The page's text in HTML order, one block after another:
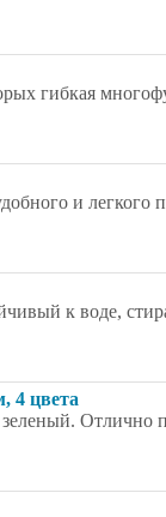
гибкая
и
к воде,
4 цвета
Отлично